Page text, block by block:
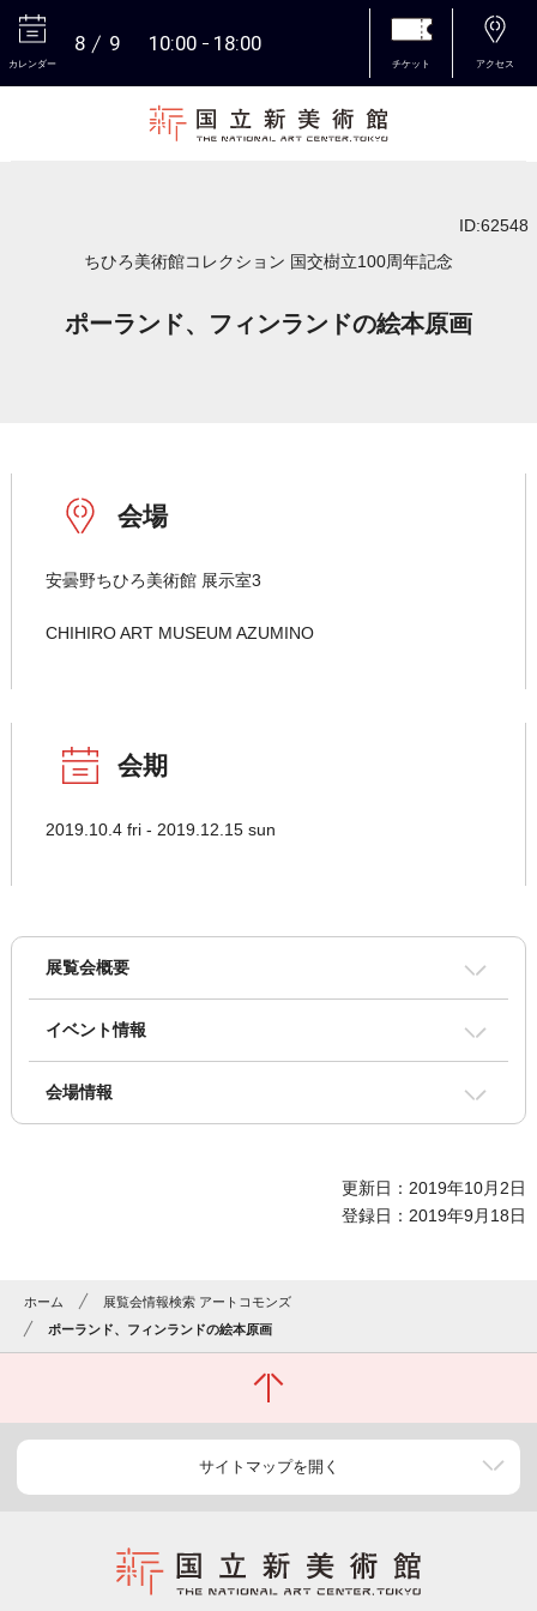
カレンダー
8 9 10:00 18:00
チケット アクセス
ID:62548
ちひろ美術館コレクション 国交樹立100周年記念
ポーランド、フィンランドの絵本原画
会場
安曇野ちひろ美術館 展示室3
CHIHIRO ART MUSEUM AZUMINO
会期
2019.10.4 fri - 2019.12.15 sun
展覧会概要
イベント情報
会場情報
更新日：2019年10月2日
登録日：2019年9月18日
ホーム
展覧会情報検索 アートコモンズ
ポーランド、フィンランドの絵本原画
サイトマップを開く